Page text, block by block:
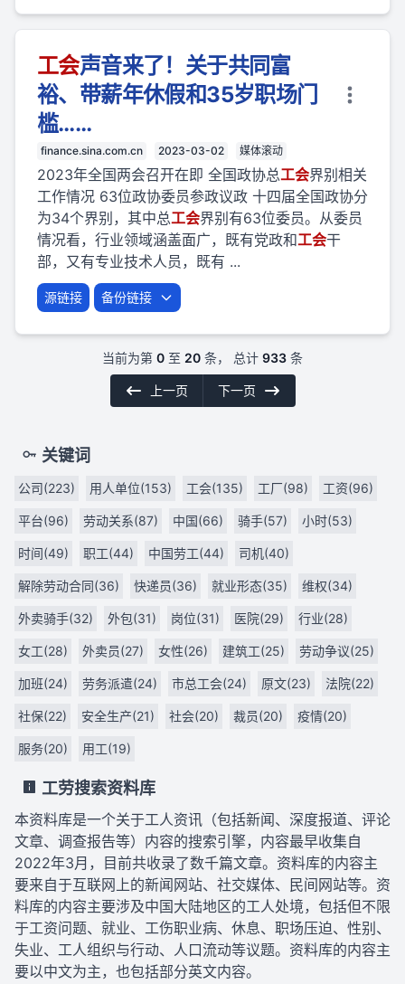
工会声音来了！关于共同富
裕、带薪年休假和35岁职场门
槛……
finance.sina.com.cn 2023-03-02 媒体滚动
2023年全国两会召开在即 全国政协总工会界别相关
工作情况 63位政协委员参政议政 十四届全国政协分
为34个界别，其中总工会界别有63位委员。从委员
情况看，行业领域涵盖面广，既有党政和工会干
部，又有专业技术人员，既有 ...
源链接 备份链接
当前为第 0 至 20 条， 总计 933 条
上一页 下一页
关键词
公司(223) 用人单位(153) 工会(135) 工厂(98) 工资(96)
平台(96) 劳动关系(87) 中国(66) 骑手(57) 小时(53)
时间(49) 职工(44) 中国劳工(44) 司机(40)
解除劳动合同(36) 快递员(36) 就业形态(35) 维权(34)
外卖骑手(32) 外包(31) 岗位(31) 医院(29) 行业(28)
女工(28) 外卖员(27) 女性(26) 建筑工(25) 劳动争议(25)
加班(24) 劳务派遣(24) 市总工会(24) 原文(23) 法院(22)
社保(22) 安全生产(21) 社会(20) 裁员(20) 疫情(20)
服务(20) 用工(19)
工劳搜索资料库
本资料库是一个关于工人资讯（包括新闻、深度报道、评论
文章、调查报告等）内容的搜索引擎，内容最早收集自
2022年3月，目前共收录了数千篇文章。资料库的内容主
要来自于互联网上的新闻网站、社交媒体、民间网站等。资
料库的内容主要涉及中国大陆地区的工人处境，包括但不限
于工资问题、就业、工伤职业病、休息、职场压迫、性别、
失业、工人组织与行动、人口流动等议题。资料库的内容主
要以中文为主，也包括部分英文内容。